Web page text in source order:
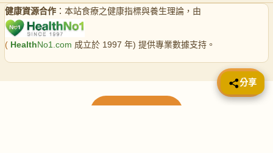
健康資源合作 ：本站食療之健康指標與養生理論，由
( HealthNo1.com 成立於 1997 年) 提供專業數據支持。
📤 分享
分享